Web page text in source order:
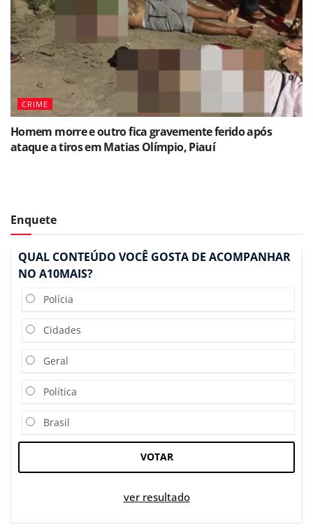
CRIME
Homem morre e outro fica gravemente ferido após
ataque a tiros em Matias Olímpio, Piauí
Enquete
QUAL CONTEÚDO VOCÊ GOSTA DE ACOMPANHAR
NO A10MAIS?
Polícia
Cidades
Geral
Política
Brasil
VOTAR
ver resultado